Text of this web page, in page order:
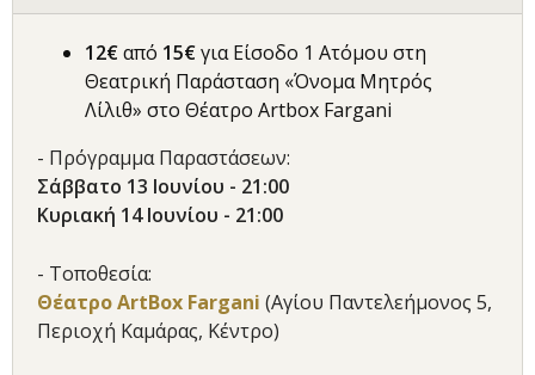
12€από 15€για Είσοδο 1 Ατόμου στη
Θεατρική Παράσταση «Όνομα Μητρός
Λίλιθ» στο Θέατρο Artbox Fargani
- Πρόγραμμα Παραστάσεων:
Σάββατο 13 Ιουνίου - 21:00
Κυριακή 14 Ιουνίου - 21:00
- Τοποθεσία:
Θέατρο ArtBox Fargani (Αγίου Παντελεήμονος 5,
Περιοχή Καμάρας, Κέντρο)